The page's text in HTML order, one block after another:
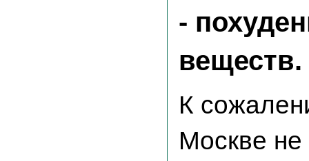
-
веществ.
К
Москве